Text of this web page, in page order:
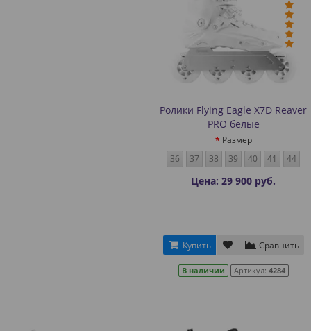
Ролики Flying Eagle X7D Reaver
PRO белые
Размер
36
37 38 39 40 41 44
Цена: 29 900 руб.
Купить Сравнить
В наличии Артикул: 4284